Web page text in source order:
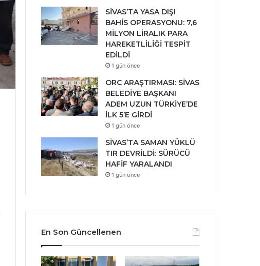
SİVAS’TA YASA DIŞI
BAHİS OPERASYONU: 7,6
MİLYON LİRALIK PARA
HAREKETLİLİĞİ TESPİT
EDİLDİ
1 gün önce
ORC ARAŞTIRMASI: SİVAS
BELEDİYE BAŞKANI
ADEM UZUN TÜRKİYE’DE
İLK 5’E GİRDİ
1 gün önce
SİVAS’TA SAMAN YÜKLÜ
TIR DEVRİLDİ: SÜRÜCÜ
HAFİF YARALANDI
1 gün önce
En Son Güncellenen